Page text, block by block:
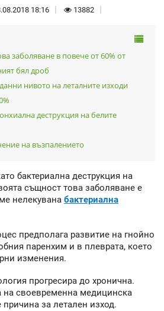
18:16 13882
заболяване в повече от 60% от
бял дроб
нивото на леталните изходи
деструкция на белите
на възпалението
бактериална деструкция на
същност това заболяване е
нелекувана бактериална
предполага развитие на гнойно
паренхим и в плеврата, което
изменения.
прогресира до хронична.
на своевременна медицинска
за летален изход.